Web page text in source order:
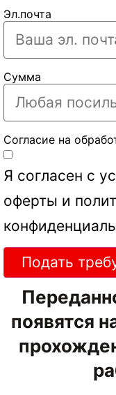
Эл.почта
Сумма
Согласие на
Я согласен с
оферты и
Подать
появятся